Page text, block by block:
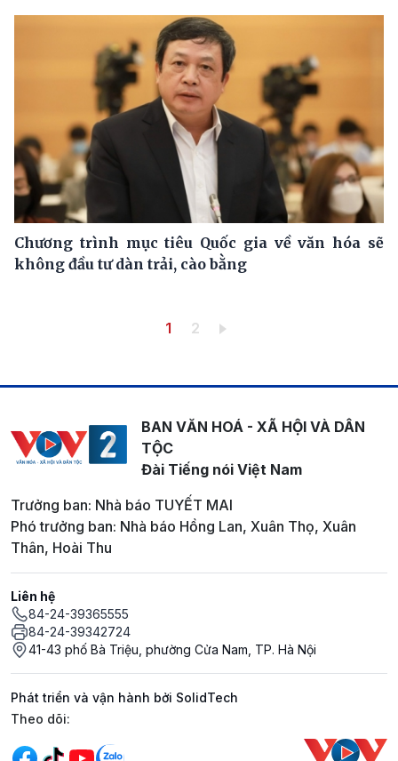
Chương trình mục tiêu Quốc gia về văn hóa sẽ
không đầu tư dàn trải, cào bằng
Trang hiện thời
1 Trang
2
BAN VĂN HOÁ - XÃ HỘI VÀ DÂN
TỘC
Đài Tiếng nói Việt Nam
Trưởng ban: Nhà báo TUYẾT MAI
Phó trưởng ban: Nhà báo Hồng Lan, Xuân Thọ, Xuân
Thân, Hoài Thu
Liên hệ
84-24-39365555
84-24-39342724
41-43 phố Bà Triệu, phường Cửa Nam, TP. Hà Nội
Phát triển và vận hành bởi SolidTech
Mạng xã hội
Theo dõi: